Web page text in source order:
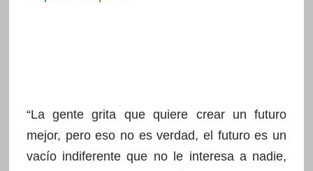
“La gente grita que quiere crear un futuro
mejor, pero eso no es verdad, el futuro es un
vacío indiferente que no le interesa a nadie,